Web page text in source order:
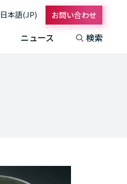
日本語(JP) お問い合わせ
ニュース 検索